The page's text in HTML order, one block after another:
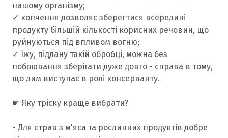
нашому організму;
✓ копчення дозволяє зберегтися всередині
продукту більшій кількості корисних речовин, що
руйнуються під впливом вогню;
✓ їжу, піддану такій обробці, можна без
побоювання зберігати дуже довго - справа в тому,
що дим виступає в ролі консерванту.
☛ Яку тріску краще вибрати?
- Для страв з м'яса та рослинних продуктів добре